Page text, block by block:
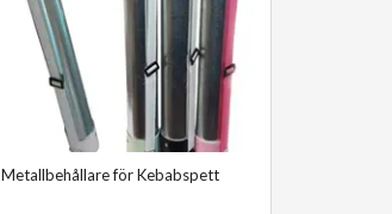
Metallbehållare för Kebabspett